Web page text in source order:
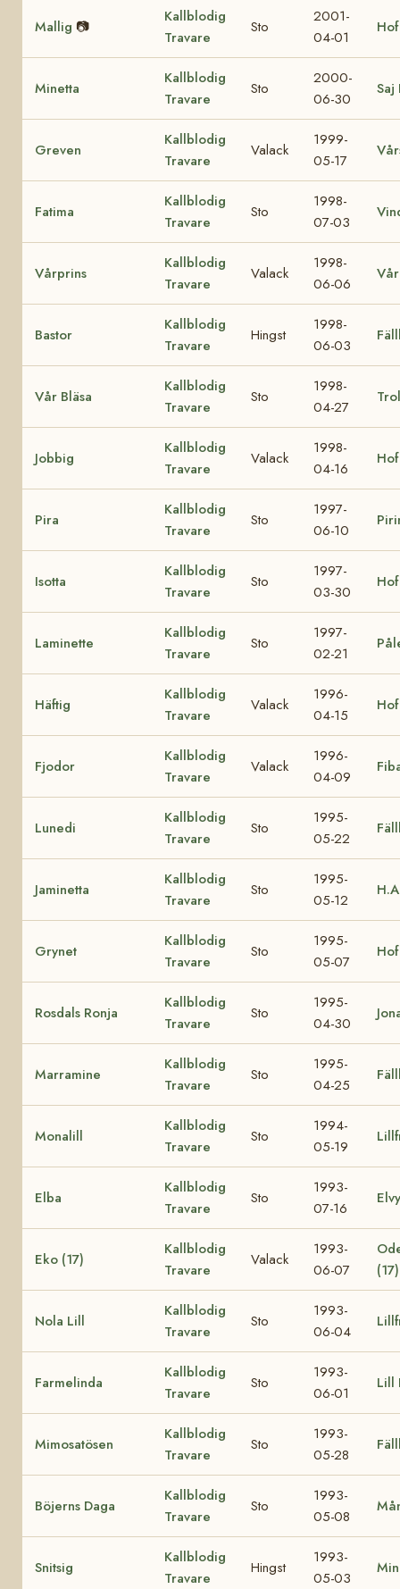
Mallig 📷
Kallblodig
Travare
Sto
2001-
04-01
Minetta
Kallblodig
Travare
Sto
2000-
06-30
Saj
Greven
Kallblodig
Travare
Valack
1999-
05-17
Fatima
Kallblodig
Travare
Sto
1998-
07-03
Vårprins
Kallblodig
Travare
Valack
1998-
06-06
Bastor
Kallblodig
Travare
Hingst
1998-
06-03
Vår Bläsa
Kallblodig
Travare
Sto
1998-
04-27
Jobbig
Kallblodig
Travare
Valack
1998-
04-16
Pira
Kallblodig
Travare
Sto
1997-
06-10
Isotta
Kallblodig
Travare
Sto
1997-
03-30
Laminette
Kallblodig
Travare
Sto
1997-
02-21
Häftig
Kallblodig
Travare
Valack
1996-
04-15
Fjodor
Kallblodig
Travare
Valack
1996-
04-09
Lunedi
Kallblodig
Travare
Sto
1995-
05-22
Jaminetta
Kallblodig
Travare
Sto
1995-
05-12
Grynet
Kallblodig
Travare
Sto
1995-
05-07
Rosdals Ronja
Kallblodig
Travare
Sto
1995-
04-30
Marramine
Kallblodig
Travare
Sto
1995-
04-25
Monalill
Kallblodig
Travare
Sto
1994-
05-19
Elba
Kallblodig
Travare
Sto
1993-
07-16
Elvy
Eko (17)
Kallblodig
Travare
Valack
1993-
06-07
(17)
Nola Lill
Kallblodig
Travare
Sto
1993-
06-04
Farmelinda
Kallblodig
Travare
Sto
1993-
06-01
Lill
Mimosatösen
Kallblodig
Travare
Sto
1993-
05-28
Böjerns Daga
Kallblodig
Travare
Sto
1993-
05-08
Snitsig
Kallblodig
Travare
Hingst
1993-
05-03